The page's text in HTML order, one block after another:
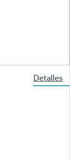
Detalles